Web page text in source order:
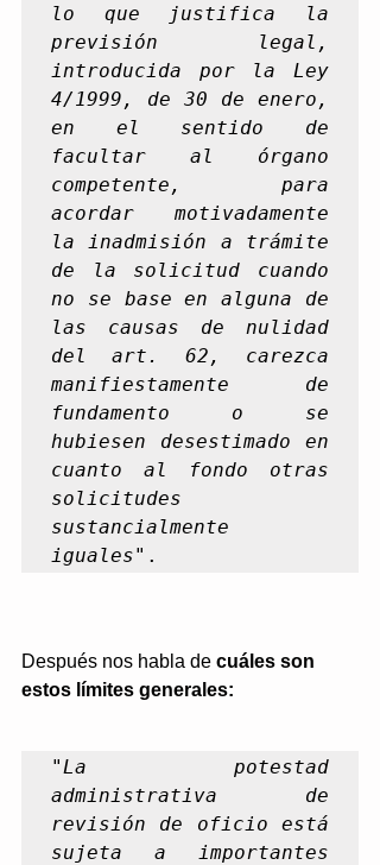
lo que justifica la
previsión legal,
introducida por la Ley
4/1999, de 30 de enero,
en el sentido de
facultar al órgano
competente, para
acordar motivadamente
la inadmisión a trámite
de la solicitud cuando
no se base en alguna de
las causas de nulidad
del art. 62, carezca
manifiestamente de
fundamento o se
hubiesen desestimado en
cuanto al fondo otras
solicitudes
sustancialmente
iguales".
Después nos habla de cuáles son
estos límites generales:
"La potestad
administrativa de
revisión de oficio está
sujeta a importantes